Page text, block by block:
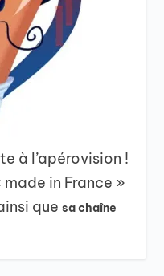
à l’apérovision !
in France »
quesa chaîne